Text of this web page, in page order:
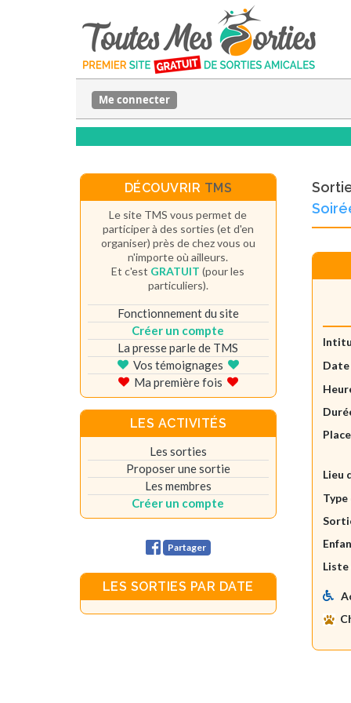
Me connecter
Date
Lieu
Liste
DÉCOUVRIR TMS
Le site TMS vous permet de
participer à des sorties (et d'en
organiser) près de chez vous ou
n'importe où ailleurs.
Et c'est GRATUIT (pour les
particuliers).
Fonctionnement du site
Créer un compte
La presse parle de TMS
Vos témoignages
Ma première fois
LES ACTIVITÉS
Les sorties
Proposer une sortie
Les membres
Créer un compte
Partager
LES SORTIES PAR DATE